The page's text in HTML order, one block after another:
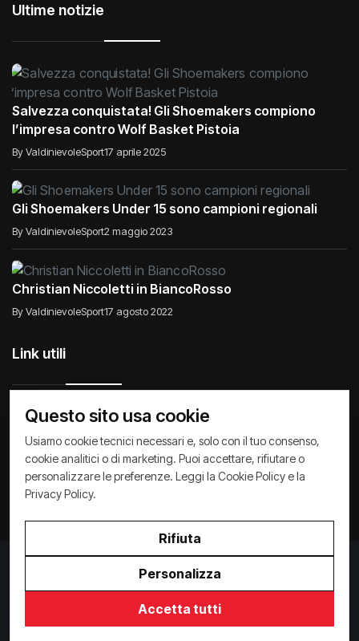
Ultime notizie
Salvezza conquistata! Gli Shoemakers compiono
l’impresa contro Wolf Basket Pistoia
By ValdinievoleSport17 aprile 2025
Gli Shoemakers Under 15 sono campioni regionali
By ValdinievoleSport2 maggio 2023
Christian Niccoletti in BiancoRosso
By ValdinievoleSport17 agosto 2022
Link utili
Raccontiamo di Noi Comunicati Società
Privacy Policy Cookie Policy Archivio News
Privacy Policy
Cookie Policy
Paralleloweb
Invio comunicati
Questo sito usa cookie
Usiamo cookie tecnici necessari e, solo con il tuo consenso,
cookie analitici o di marketing. Puoi accettare, rifiutare o
personalizzare le preferenze. Leggi la Cookie Policy e la
Privacy Policy.
Rifiuta
Personalizza
Accetta tutti